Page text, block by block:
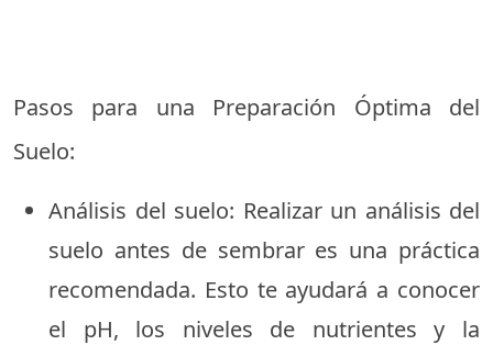
Pasos para una Preparación Óptima del
Suelo:
Análisis del suelo: Realizar un análisis del
suelo antes de sembrar es una práctica
recomendada. Esto te ayudará a conocer
el pH, los niveles de nutrientes y la